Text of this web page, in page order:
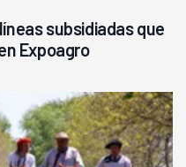
subsidiadas que
Expoagro